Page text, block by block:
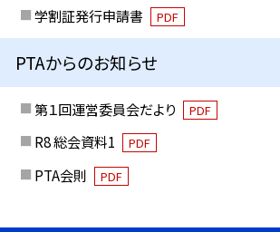
学割証発行申請書 PDF
PTAからのお知らせ
第１回運営委員会だより PDF
R8 総会資料1 PDF
PTA会則 PDF